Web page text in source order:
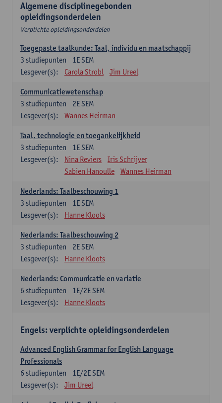
Algemene disciplinegebonden
opleidingsonderdelen
Verplichte opleidingsonderdelen
Toegepaste taalkunde: Taal, individu en maatschappij
1E SEM
3 studiepunten
Lesgever(s):
Carola Strobl Jim Ureel
Communicatiewetenschap
2E SEM
3 studiepunten
Lesgever(s):
Wannes Heirman
Taal, technologie en toegankelijkheid
1E SEM
3 studiepunten
Lesgever(s):
Nina Reviers
Iris Schrijver
Sabien Hanoulle
Wannes Heirman
Nederlands: Taalbeschouwing 1
1E SEM
3 studiepunten
Lesgever(s):
Hanne Kloots
Nederlands: Taalbeschouwing 2
2E SEM
3 studiepunten
Lesgever(s):
Hanne Kloots
Nederlands: Communicatie en variatie
1E/2E SEM
6 studiepunten
Lesgever(s):
Hanne Kloots
Engels: verplichte opleidingsonderdelen
Advanced English Grammar for English Language
Professionals
1E/2E SEM
6 studiepunten
Lesgever(s):
Jim Ureel